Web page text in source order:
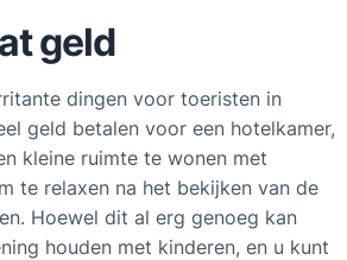
geld
dingen voor toeristen in
geld betalen voor een hotelkamer,
kleine ruimte te wonen met
te relaxen na het bekijken van de
Hoewel dit al erg genoeg kan
houden met kinderen, en u kunt